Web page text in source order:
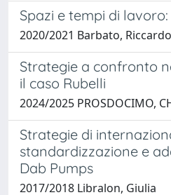
Spazi e tempi di
2020/2021 Barbato, Riccardo
Strategie a confronto
il caso Rubelli
2024/2025 PROSDOCIMO,
Strategie di
standardizzazione e
Dab Pumps
2017/2018 Libralon, Giulia